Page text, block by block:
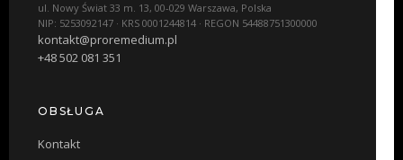
ul. Nowy Świat 33 m. 13, 00-029 Warszawa, Polska
NIP: 5253092147 · KRS 0001244814 · REGON 54488751300000
kontakt@proremedium.pl
+48 502 081 351
OBSŁUGA
Kontakt